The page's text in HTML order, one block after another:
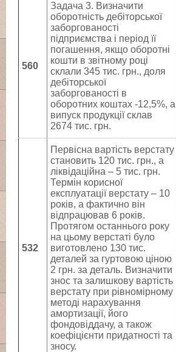
560
Задача 3. Визначити
оборотність дебіторської
заборгованості
підприємства і період її
погашення, якщо оборотні
кошти в звітному році
склали 345 тис. грн., доля
дебіторської
заборгованості в
оборотних коштах -12,5%, а
випуск продукції склав
2674 тис. грн.
532
Первісна вартість верстату
становить 120 тис. грн., а
ліквідаційна – 5 тис. грн.
Термін корисної
експлуатації верстату – 10
років, а фактично він
відпрацював 6 років.
Протягом останнього року
на цьому верстаті було
виготовлено 130 тис.
деталей за гуртовою ціною
2 грн. за деталь. Визначити
знос та залишкову вартість
верстату при рівномірному
методі нарахування
амортизації, його
фондовіддачу, а також
коефіцієнти придатності та
зносу.